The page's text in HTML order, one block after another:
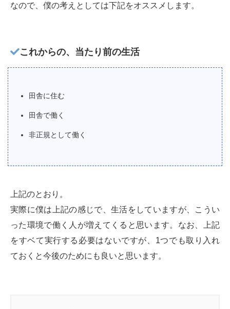
なので、僕の考えとしては下記をオススメします。
これからの、当たり前の生活
田舎に住む
田舎で働く
非正規として働く
上記のとおり。
実際に僕は上記の感じで、生活をしていますが、こうい
った環境で働く人が増えてくると思います。なお、上記
をすベて実行する必要はないですが、1つでも取り入れ
ておくと今後のためにも良いと思います。